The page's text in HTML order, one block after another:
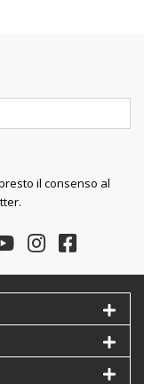
presto il consenso al